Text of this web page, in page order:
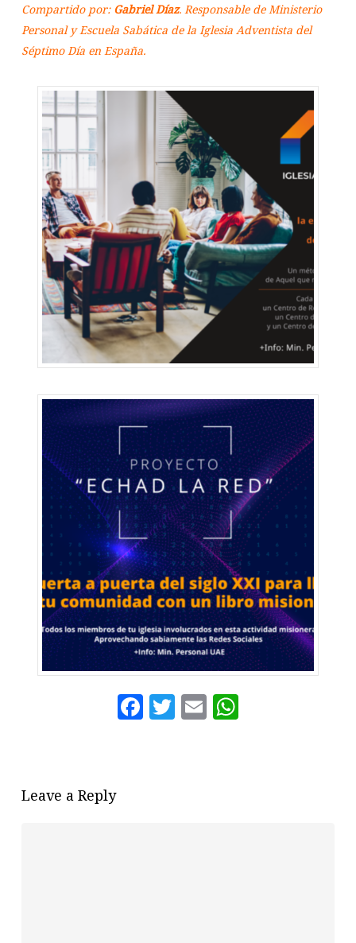
Compartido por: Gabriel Díaz. Responsable de Ministerio
Personal y Escuela Sabática de la Iglesia Adventista del
Séptimo Día en España.
Facebook
Twitter
Email
Leave a Reply